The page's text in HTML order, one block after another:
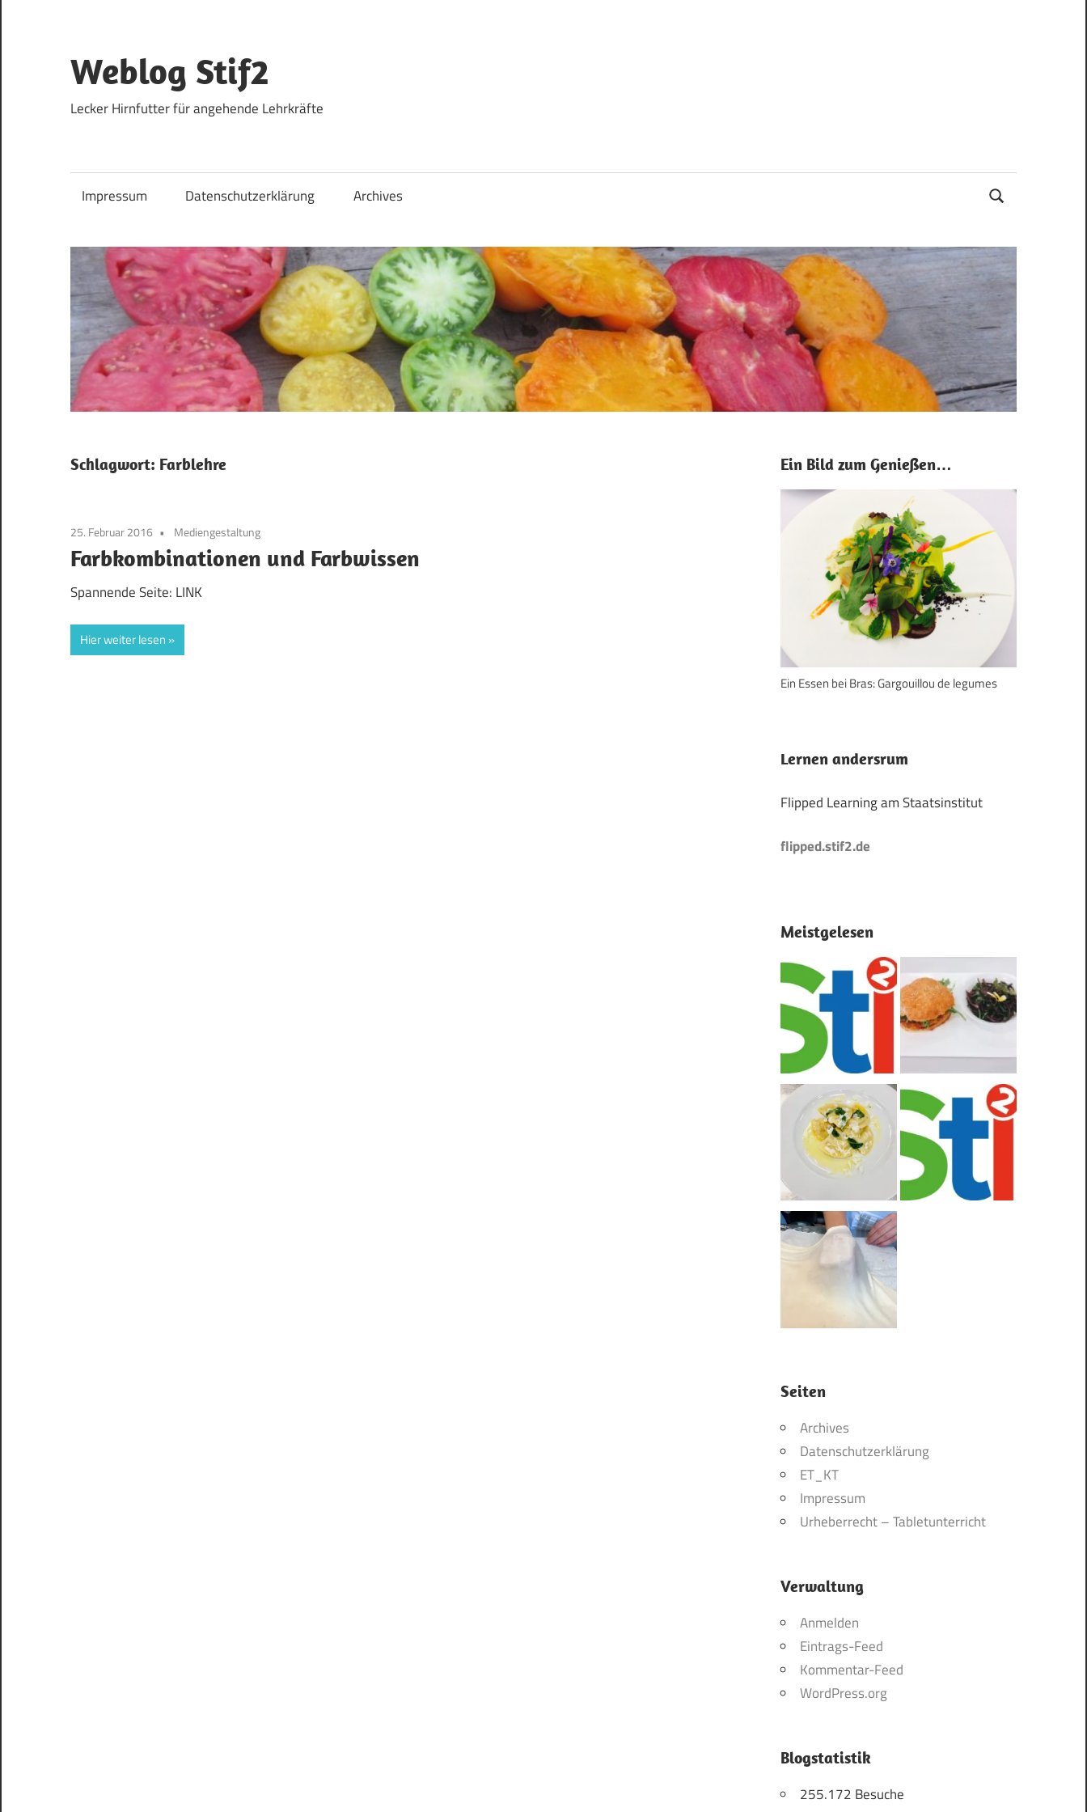
springen
Weblog Stif2
Lecker Hirnfutter für angehende Lehrkräfte
Impressum Datenschutzerklärung Archives
Schlagwort: Farblehre
25. Februar 2016 Mediengestaltung
Farbkombinationen und Farbwissen
Spannende Seite: LINK
Hier weiter lesen
Ein Bild zum Genießen…
Ein Essen bei Bras: Gargouillou de legumes
Lernen andersrum
Flipped Learning am Staatsinstitut
flipped.stif2.de
Meistgelesen
Seiten
Archives
Datenschutzerklärung
ET_KT
Impressum
Urheberrecht – Tabletunterricht
Verwaltung
Anmelden
Eintrags-Feed
Kommentar-Feed
WordPress.org
Blogstatistik
255.172 Besuche